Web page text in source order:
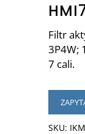
Filtr
3P4W;
7 cali.
SKU: